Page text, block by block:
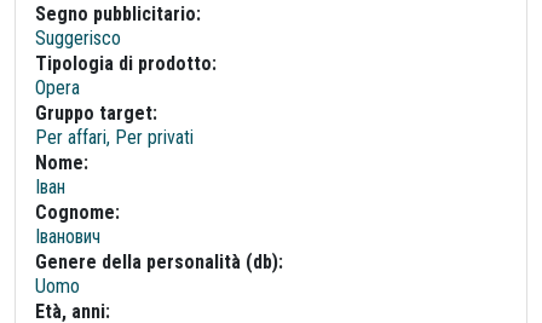
Segno pubblicitario:
Suggerisco
Tipologia di prodotto:
Opera
Gruppo target:
Per affari, Per privati
Nome:
Іван
Cognome:
Іванович
Genere della personalità (db):
Uomo
Età, anni: